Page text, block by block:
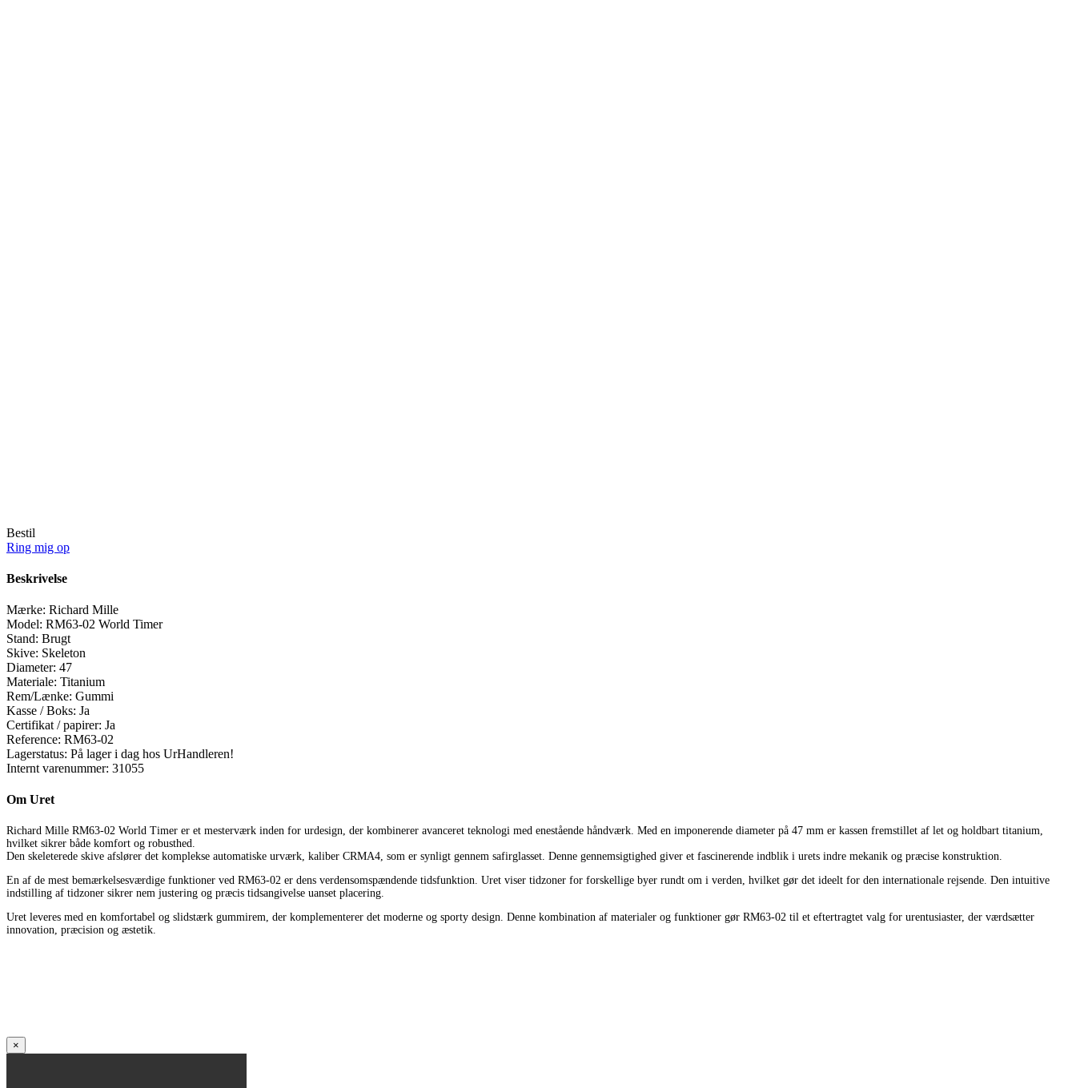
Bestil
Ring mig op
Beskrivelse
Mærke: Richard Mille
Model: RM63-02 World Timer
Stand: Brugt
Skive: Skeleton
Diameter: 47
Materiale: Titanium
Rem/Lænke: Gummi
Kasse / Boks: Ja
Certifikat / papirer: Ja
Reference: RM63-02
Lagerstatus: På lager i dag hos UrHandleren!
Internt varenummer: 31055
Om Uret
Richard Mille RM63-02 World Timer er et mesterværk inden for urdesign, der kombinerer avanceret teknologi med enestående håndværk. Med en imponerende diameter på 47 mm er kassen fremstillet af let og holdbart titanium,
hvilket sikrer både komfort og robusthed.
Den skeleterede skive afslører det komplekse automatiske urværk, kaliber CRMA4, som er synligt gennem safirglasset. Denne gennemsigtighed giver et fascinerende indblik i urets indre mekanik og præcise konstruktion.
En af de mest bemærkelsesværdige funktioner ved RM63-02 er dens verdensomspændende tidsfunktion. Uret viser tidzoner for forskellige byer rundt om i verden, hvilket gør det ideelt for den internationale rejsende. Den intuitive
indstilling af tidzoner sikrer nem justering og præcis tidsangivelse uanset placering.
Uret leveres med en komfortabel og slidstærk gummirem, der komplementerer det moderne og sporty design. Denne kombination af materialer og funktioner gør RM63-02 til et eftertragtet valg for urentusiaster, der værdsætter
innovation, præcision og æstetik.
×